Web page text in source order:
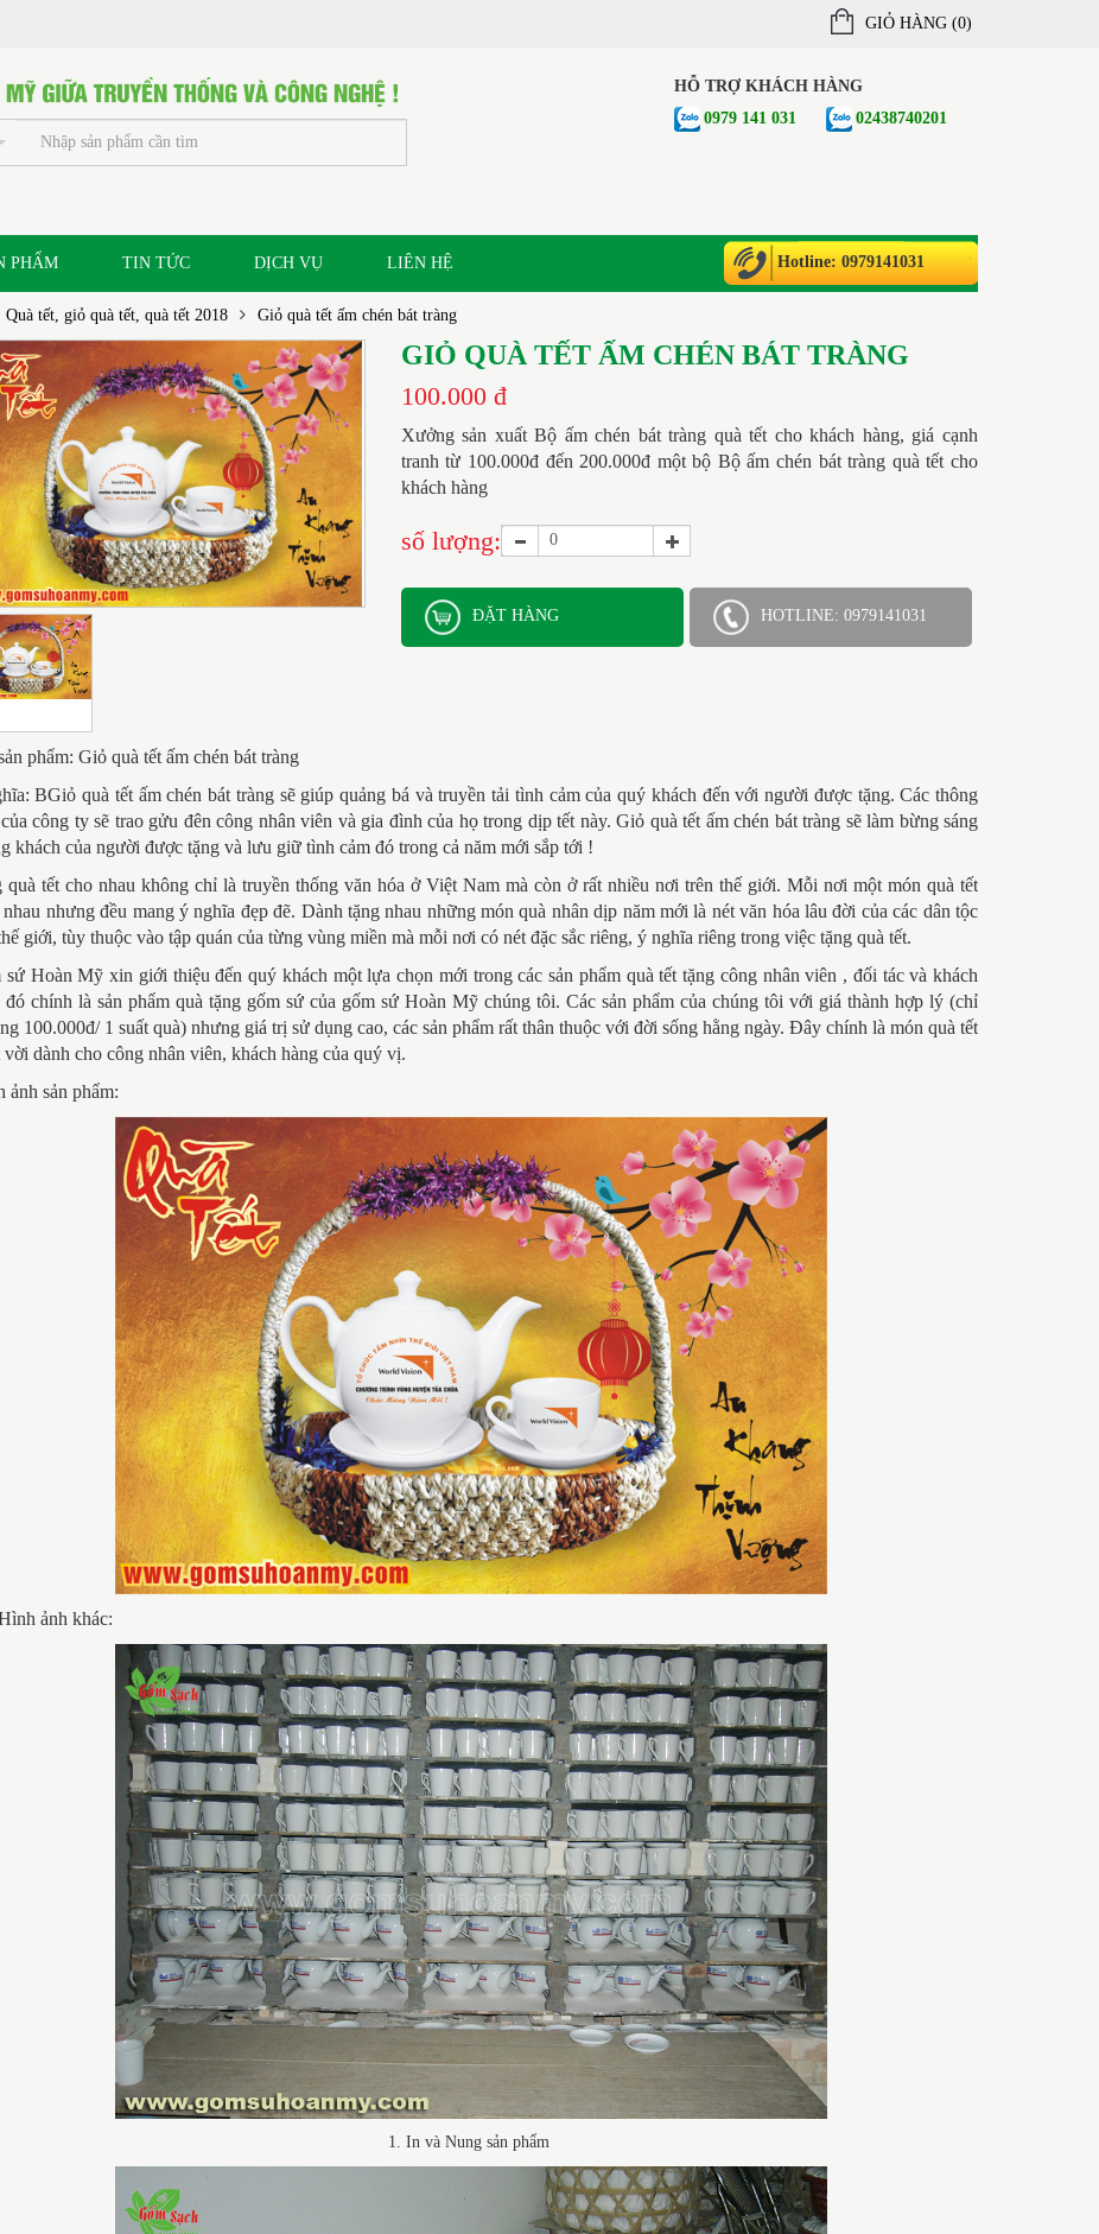
GIỎ HÀNG (0)
HỖ TRỢ KHÁCH HÀNG
0979 141 031
02438740201
PHẨM TIN TỨC DỊCH VỤ LIÊN HỆ Hotline: 0979141031
Quà tết, giỏ quà tết, quà tết 2018 Giỏ quà tết ấm chén bát tràng
GIỎ QUÀ TẾT ẤM CHÉN BÁT TRÀNG
100.000 đ
Xưởng sản xuất Bộ ấm chén bát tràng quà tết cho khách hàng, giá cạnh
tranh từ 100.000đ đến 200.000đ một bộ Bộ ấm chén bát tràng quà tết cho
khách hàng
số lượng:
ĐẶT HÀNG HOTLINE: 0979141031
phẩm: Giỏ quà tết ấm chén bát tràng
BGiỏ quà tết ấm chén bát tràngsẽ giúp quảng bá và truyền tải tình cảm của quý khách đến với người được tặng. Các thông
công ty sẽ trao gửu đên công nhân viên và gia đình của họ trong dịp tết này. Giỏ quà tết ấm chén bát tràng sẽ làm bừng sáng
khách của người được tặng và lưu giữ tình cảm đó trong cả năm mới sắp tới !
quà tết cho nhau không chỉ là truyền thống văn hóa ở Việt Nam mà còn ở rất nhiều nơi trên thế giới. Mỗi nơi một món quà tết
nhau nhưng đều mang ý nghĩa đẹp đẽ. Dành tặng nhau những món quà nhân dịp năm mới là nét văn hóa lâu đời của các dân tộc
giới, tùy thuộc vào tập quán của từng vùng miền mà mỗi nơi có nét đặc sắc riêng, ý nghĩa riêng trong việc tặng quà tết.
sứ Hoàn Mỹ xin giới thiệu đến quý khách một lựa chọn mới trong các sản phẩm quà tết tặng công nhân viên , đối tác và khách
đó chính là sản phẩm quà tặng gốm sứ của gốm sứ Hoàn Mỹ chúng tôi. Các sản phẩm của chúng tôi với giá thành hợp lý (chỉ
100.000đ/ 1 suất quà) nhưng giá trị sử dụng cao, các sản phẩm rất thân thuộc với đời sống hằng ngày. Đây chính là món quà tết
vời dành cho công nhân viên, khách hàng của quý vị.
ảnh sản phẩm:
ảnh khác:
1. In và Nung sản phẩm